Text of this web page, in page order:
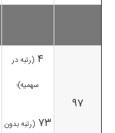
۹۷
۴ (رتبه در
سهمیه)؛
۷۳ (رتبه بدون